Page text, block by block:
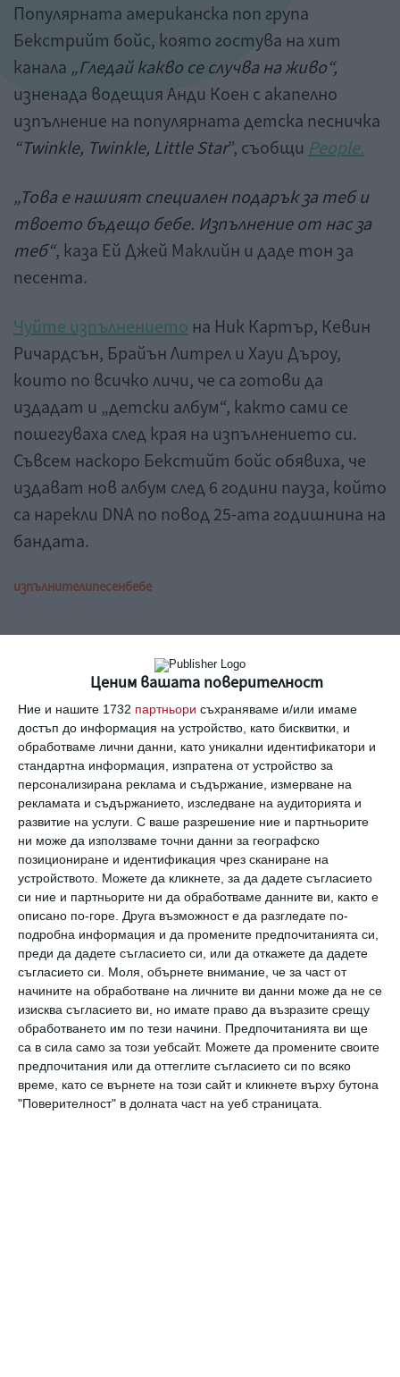
Ценим вашата поверителност
Ние и нашите 1732 партньори съхраняваме и/или имаме
достъп до информация на устройство, като бисквитки, и
обработваме лични данни, като уникални идентификатори и
стандартна информация, изпратена от устройство за
персонализирана реклама и съдържание, измерване на
рекламата и съдържанието, изследване на аудиторията и
развитие на услуги. С ваше разрешение ние и партньорите
ни може да използваме точни данни за географско
позициониране и идентификация чрез сканиране на
устройството. Можете да кликнете, за да дадете съгласието
си ние и партньорите ни да обработваме данните ви, както е
описано по-горе. Друга възможност е да разгледате по-
подробна информация и да промените предпочитанията си,
преди да дадете съгласието си, или да откажете да дадете
съгласието си.
Моля, обърнете внимание, че за част от
начините на обработване на личните ви данни може да не се
изисква съгласието ви, но имате право да възразите срещу
обработването им по тези начини. Предпочитанията ви ще
са в сила само за този уебсайт. Можете да промените своите
предпочитания или да оттеглите съгласието си по всяко
време, като се върнете на този сайт и кликнете върху бутона
"Поверителност" в долната част на уеб страницата.
Популярната американска поп група
Бекстрийт бойс, която гостува на хит
канала „Гледай какво се случва на живо“,
изненада водещия Анди Коен с акапелно
изпълнение на популярната детска песничка
“Twinkle, Twinkle, Little Star”, съобщи People.
„Това е нашият специален подарък за теб и
твоето бъдещо бебе. Изпълнение от нас за
теб“, каза Ей Джей Маклийн и даде тон за
песента.
Чуйте изпълнението на Ник Картър, Кевин
Ричардсън, Брайън Литрел и Хауи Дъроу,
които по всичко личи, че са готови да
издадат и „детски албум“, както сами се
пошегуваха след края на изпълнението си.
Съвсем наскоро Бекстийт бойс обявиха, че
издават нов албум след 6 години пауза, който
са нарекли DNA по повод 25-ата годишнина на
бандата.
изпълнителипесенбебе
Backstreet Boys трогва със семеен клип
С татко
6 вечери с "Денят на бащата" (трейлър)
С татко
В Ню Йорк вече ще има повивални и в
мъжките тоалетни
Още отЗаедно
За времето и болката